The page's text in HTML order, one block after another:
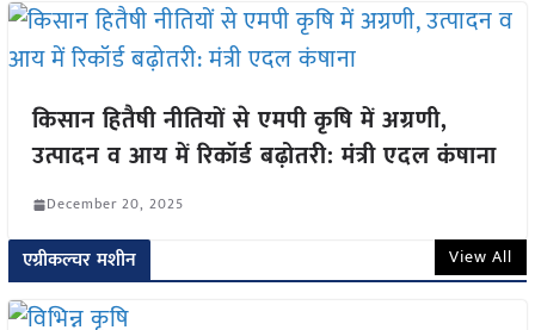
किसान हितैषी नीतियों से एमपी कृषि में अग्रणी,
उत्पादन व आय में रिकॉर्ड बढ़ोतरी: मंत्री एदल कंषाना
December 20, 2025
एग्रीकल्चर मशीन View All